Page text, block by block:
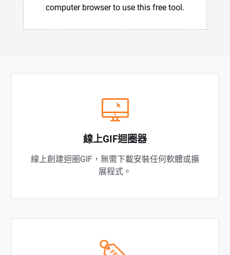
computer browser to use this free tool.
線上GIF迴圈器
線上創建迴圈GIF，無需下載安裝任何軟體或擴
展程式。